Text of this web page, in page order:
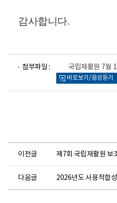
감사합니다.
첨부파일 : 국립재활원 7월
어
바로보기/음성듣기
이전글 제7회 국립재활원 보
다음글 2026년도 사용적합